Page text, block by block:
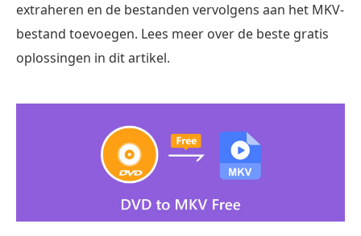
extraheren en de bestanden vervolgens aan het MKV-
bestand toevoegen. Lees meer over de beste gratis
oplossingen in dit artikel.